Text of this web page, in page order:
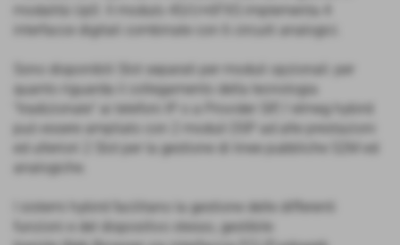
modalità Up0. Il modulo 4S/U+6FXS implementa 4
interfacce digitali combinate con 6 circuiti analogici.
Sono disponibili Slot separati per moduli opzionali: per
quanto riguarda il collegamento della tecnologia
"tradizionale" ai telefoni IP o a Provider SIP, l´elmeg hybird
può essere ampliato con 2 moduli DSP ad alte prestazioni
ed ulteriori 2 Slot per la gestione di linee pubbliche S2M ed
analogiche.
I sistemi hybird facilitano la gestione delle differenti
funzioni e del dispositivo stesso, gestibile